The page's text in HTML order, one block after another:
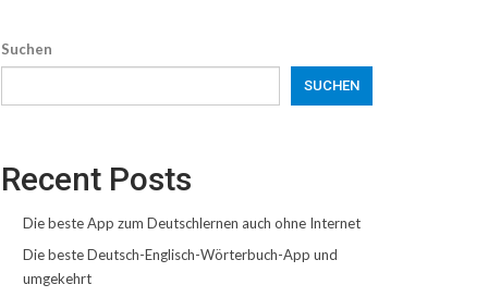
Suchen
SUCHEN
Recent Posts
Die beste App zum Deutschlernen auch ohne Internet
Die beste Deutsch-Englisch-Wörterbuch-App und
umgekehrt